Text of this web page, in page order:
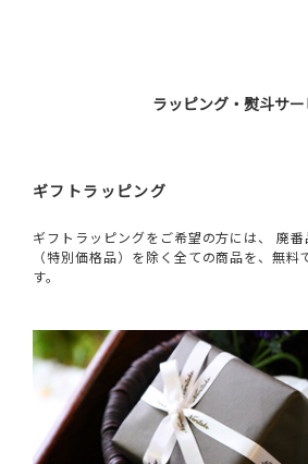
ラッピング・熨斗サ
ギフトラッピング
ギフトラッピングをご希望の方には、 廃
（特別価格品）を除く全ての商品を、無
す。